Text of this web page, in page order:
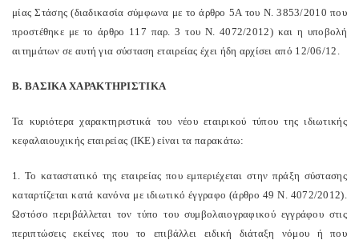
μίας Στάσης (διαδικασία σύμφωνα με το άρθρο 5Α του Ν. 3853/2010 που
προστέθηκε με το άρθρο 117 παρ. 3 του Ν. 4072/2012) και η υποβολή
αιτημάτων σε αυτή για σύσταση εταιρείας έχει ήδη αρχίσει από 12/06/12.
Β. ΒΑΣΙΚΑ ΧΑΡΑΚΤΗΡΙΣΤΙΚΑ
Τα κυριότερα χαρακτηριστικά του νέου εταιρικού τύπου της ιδιωτικής
κεφαλαιουχικής εταιρείας (ΙΚΕ) είναι τα παρακάτω:
1. Το καταστατικό της εταιρείας που εμπεριέχεται στην πράξη σύστασης
καταρτίζεται κατά κανόνα με ιδιωτικό έγγραφο (άρθρο 49 Ν. 4072/2012).
Ωστόσο περιβάλλεται τον τύπο του συμβολαιογραφικού εγγράφου στις
περιπτώσεις εκείνες που το επιβάλλει ειδική διάταξη νόμου ή που